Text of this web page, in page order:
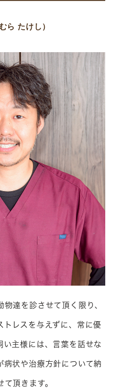
ら たけし）
達を診させて頂く限り、
トレスを与えずに、常に優
い主様には、言葉を話せな
病状や治療方針について納
頂きます。